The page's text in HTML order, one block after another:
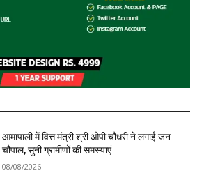
आमापाली में वित्त मंत्री श्री ओपी चौधरी ने लगाई जन
चौपाल, सुनी ग्रामीणों की समस्याएं
08/08/2026